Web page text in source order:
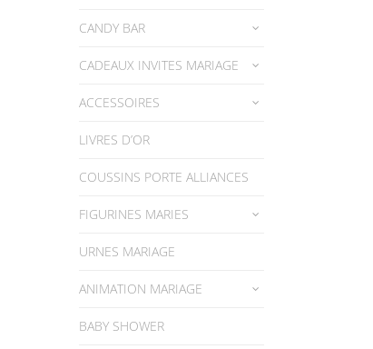
CANDY BAR
CADEAUX INVITES MARIAGE
ACCESSOIRES
LIVRES D’OR
COUSSINS PORTE ALLIANCES
FIGURINES MARIES
URNES MARIAGE
ANIMATION MARIAGE
BABY SHOWER